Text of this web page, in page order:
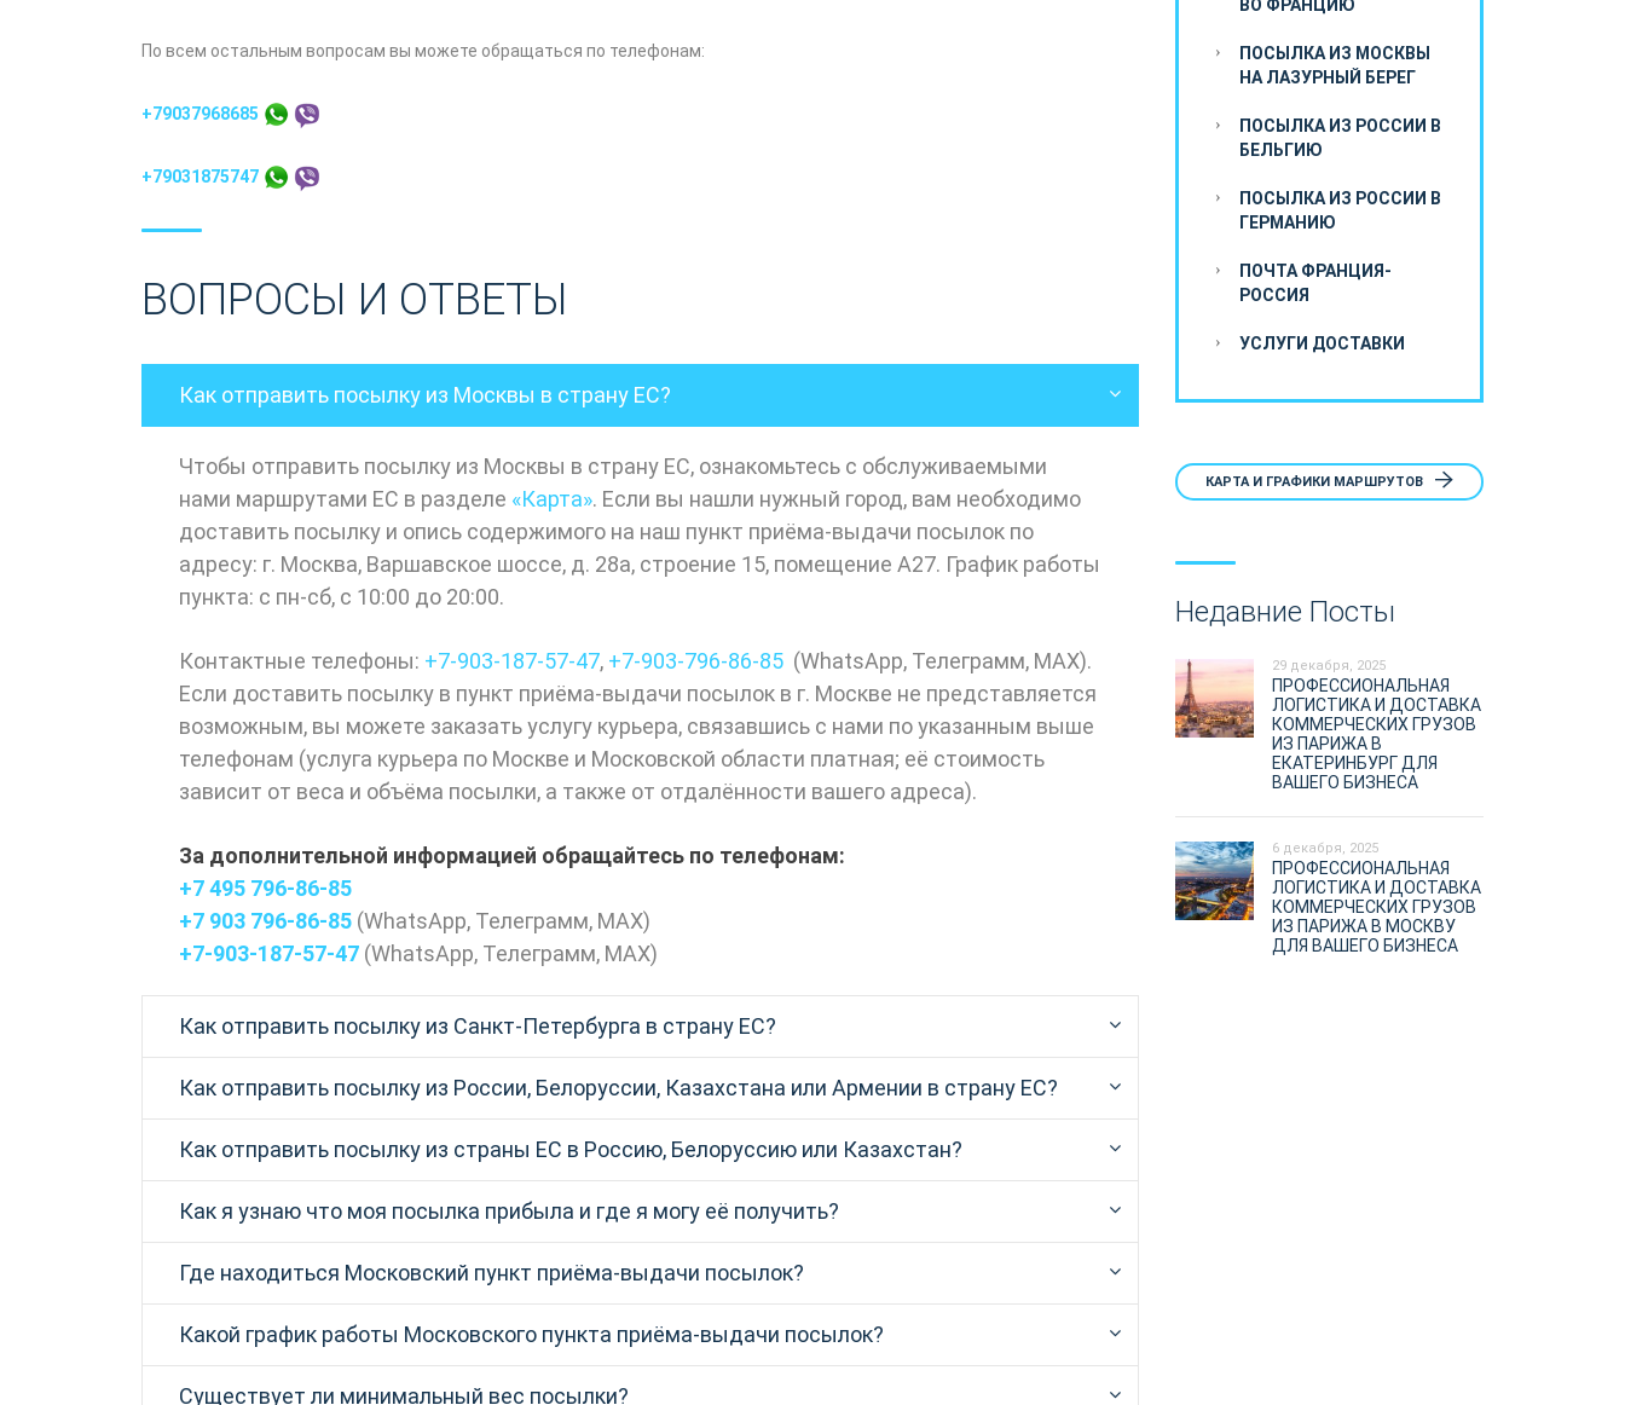
По всем остальным вопросам вы можете обращаться по телефонам:
+79037968685
+79031875747
ВОПРОСЫ И ОТВЕТЫ
Как отправить посылку из Москвы в страну ЕС?
Чтобы отправить посылку из Москвы в страну ЕС, ознакомьтесь с обслуживаемыми
нами маршрутами ЕС в разделе «Карта». Если вы нашли нужный город, вам необходимо
доставить посылку и опись содержимого на наш пункт приёма-выдачи посылок по
адресу: г. Москва, Варшавское шоссе, д. 28а, строение 15, помещение А27. График работы
пункта: с пн-сб, с 10:00 до 20:00.
Контактные телефоны: +7-903-187-57-47, +7-903-796-86-85 (WhatsApp, Телеграмм, МАХ).
Если доставить посылку в пункт приёма-выдачи посылок в г. Москве не представляется
возможным, вы можете заказать услугу курьера, связавшись с нами по указанным выше
телефонам (услуга курьера по Москве и Московской области платная; её стоимость
зависит от веса и объёма посылки, а также от отдалённости вашего адреса).
За дополнительной информацией обращайтесь по телефонам:
+7 495 796-86-85
+7 903 796-86-85 (WhatsApp, Телеграмм, МАХ)
+7-903-187-57-47 (WhatsApp, Телеграмм, МАХ)
Как отправить посылку из Санкт-Петербурга в страну ЕС?
Как отправить посылку из России, Белоруссии, Казахстана или Армении в страну ЕС?
Как отправить посылку из страны ЕС в Россию, Белоруссию или Казахстан?
Как я узнаю что моя посылка прибыла и где я могу её получить?
Где находиться Московский пункт приёма-выдачи посылок?
Какой график работы Московского пункта приёма-выдачи посылок?
Существует ли минимальный вес посылки?
ВО ФРАНЦИЮ
ПОСЫЛКА ИЗ МОСКВЫ
НА ЛАЗУРНЫЙ БЕРЕГ
ПОСЫЛКА ИЗ РОССИИ В
БЕЛЬГИЮ
ПОСЫЛКА ИЗ РОССИИ В
ГЕРМАНИЮ
ПОЧТА ФРАНЦИЯ-
РОССИЯ
УСЛУГИ ДОСТАВКИ
КАРТА И ГРАФИКИ МАРШРУТОВ
Недавние Посты
29 декабря, 2025
ПРОФЕССИОНАЛЬНАЯ
ЛОГИСТИКА И ДОСТАВКА
КОММЕРЧЕСКИХ ГРУЗОВ
ИЗ ПАРИЖА В
ЕКАТЕРИНБУРГ ДЛЯ
ВАШЕГО БИЗНЕСА
6 декабря, 2025
ПРОФЕССИОНАЛЬНАЯ
ЛОГИСТИКА И ДОСТАВКА
КОММЕРЧЕСКИХ ГРУЗОВ
ИЗ ПАРИЖА В МОСКВУ
ДЛЯ ВАШЕГО БИЗНЕСА